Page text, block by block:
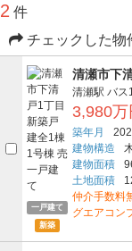
2 件
チェックした物
一戸建て
新築
清瀬市下
清瀬駅 バス
3,980万
築年月
建物構造
建物面積
土地面積
仲介手数料
グエアコン